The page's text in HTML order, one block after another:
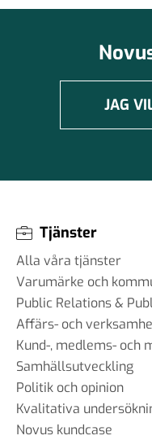
JAG
Tjänster
Alla våra tjänster
Varumärke och
Public Relations &
Affärs- och
Kund-, medlems- och
Samhällsutveckling
Politik och opinion
Kvalitativa
Novus kundcase